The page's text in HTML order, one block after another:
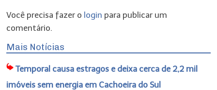
Você precisa fazer o login para publicar um
comentário.
Mais Notícias
Temporal causa estragos e deixa cerca de 2,2 mil
imóveis sem energia em Cachoeira do Sul